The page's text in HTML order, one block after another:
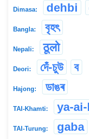
Dimasa: dehbi
Bangla: বৃহৎ
Nepali: ठूलो
Deori: দেঁ-চুউ ব
Hajong: ডাঙৰ
TAI-Khamti: ya-
TAI-Turung: gaba